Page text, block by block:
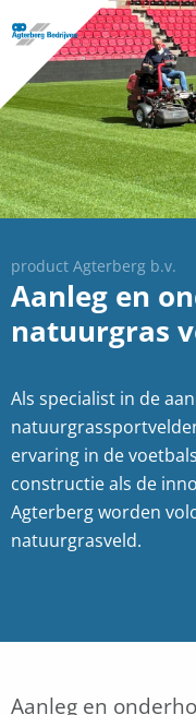
Bedrijven
Projecten
Over ons
Vacatures
Contact
product Agterberg b.v.
Aanleg en
natuurgras
Als specialist in de
ervaring in de
constructie als de
Agterberg worden
natuurgrasveld.
Aanleg en